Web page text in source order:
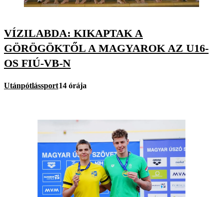
VÍZILABDA: KIKAPTAK A
GÖRÖGÖKTŐL A MAGYAROK AZ U16-
OS FIÚ-VB-N
Utánpótlássport14 órája